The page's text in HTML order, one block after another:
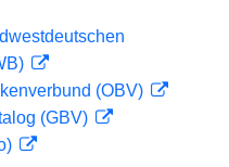
(OBV)
(GBV)